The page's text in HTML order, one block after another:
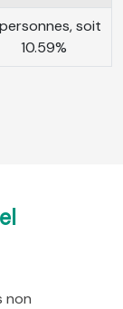
soit
10.59%
non